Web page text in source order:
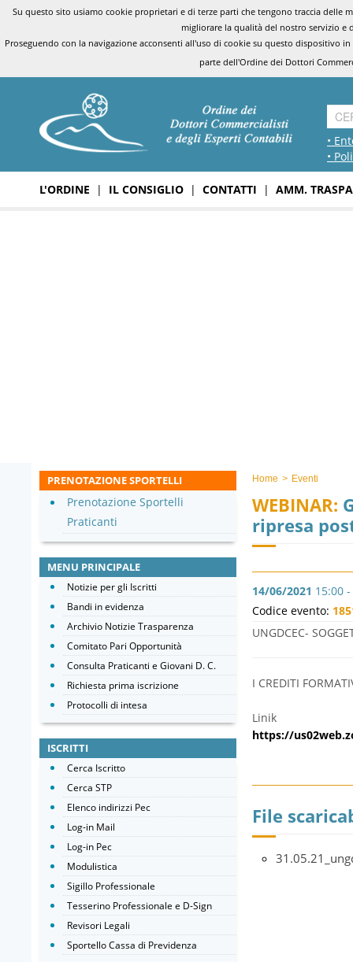
Su questo sito usiamo cookie proprietari e di terze parti che tengono traccia
migliorare la qualità del nostro servizio e
Proseguendo con la navigazione acconsenti all'uso di cookie su questo dispositivo
parte dell'Ordine dei Dottori
•
•
L'ORDINE | IL CONSIGLIO | CONTATTI | AMM.
Home > Eventi
WEBINAR:
ripresa
14/06/2021 15:00
Codice evento:
UNGDCEC-
I CREDITI
Linik
https://
File
PRENOTAZIONE SPORTELLI
Prenotazione Sportelli
Praticanti
MENU PRINCIPALE
Notizie per gli Iscritti
Bandi in evidenza
Archivio Notizie Trasparenza
Comitato Pari Opportunità
Consulta Praticanti e Giovani D. C.
Richiesta prima iscrizione
Protocolli di intesa
ISCRITTI
Cerca Iscritto
Cerca STP
Elenco indirizzi Pec
Log-in Mail
Log-in Pec
Modulistica
Sigillo Professionale
Tesserino Professionale e D-Sign
Revisori Legali
Sportello Cassa di Previdenza